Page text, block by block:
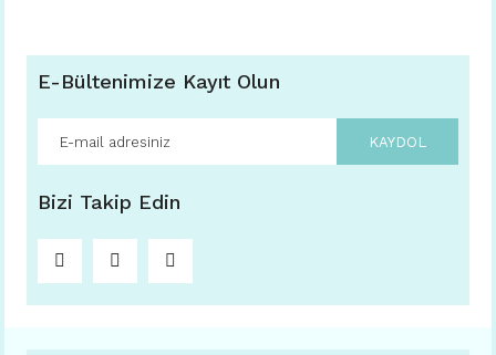
E-Bültenimize Kayıt Olun
KAYDOL
Bizi Takip Edin